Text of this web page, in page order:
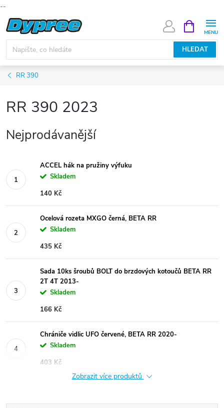
--
Přejít
na
obsah
HLEDAT
NÁKUPNÍ
KOŠÍK
RR 390
RR 390 2023
Nejprodávanější
ACCEL hák na pružiny výfuku
Skladem
140 Kč
Ocelová rozeta MXGO černá, BETA RR
Skladem
435 Kč
Sada 10ks šroubů BOLT do brzdových kotoučů BETA RR
2T 4T 2013-
Skladem
166 Kč
Chrániče vidlic UFO červené, BETA RR 2020-
Skladem
403 Kč
Zobrazit více produktů